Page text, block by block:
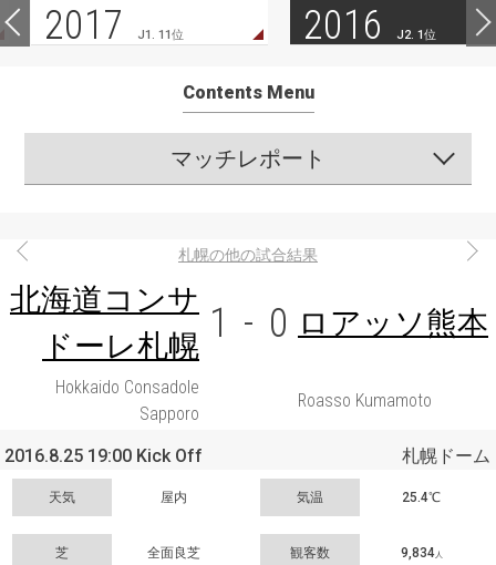
2017 J1. 11位 2016 J2. 1位
Contents Menu
マッチレポート
札幌の他の試合結果
北海道コンサ
ドーレ札幌 1 - 0 ロアッソ熊本
Hokkaido Consadole
Sapporo
Roasso Kumamoto
2016.8.25 19:00 Kick Off 札幌ドーム
天気 屋内 気温 25.4℃
芝 全面良芝 観客数 9,834人